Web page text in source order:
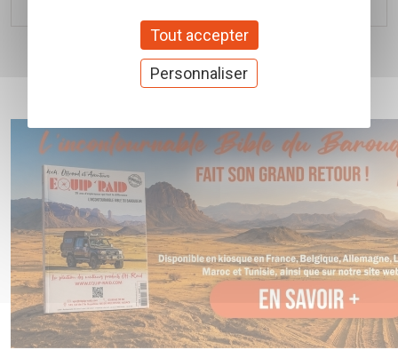
Tout accepter
Personnaliser